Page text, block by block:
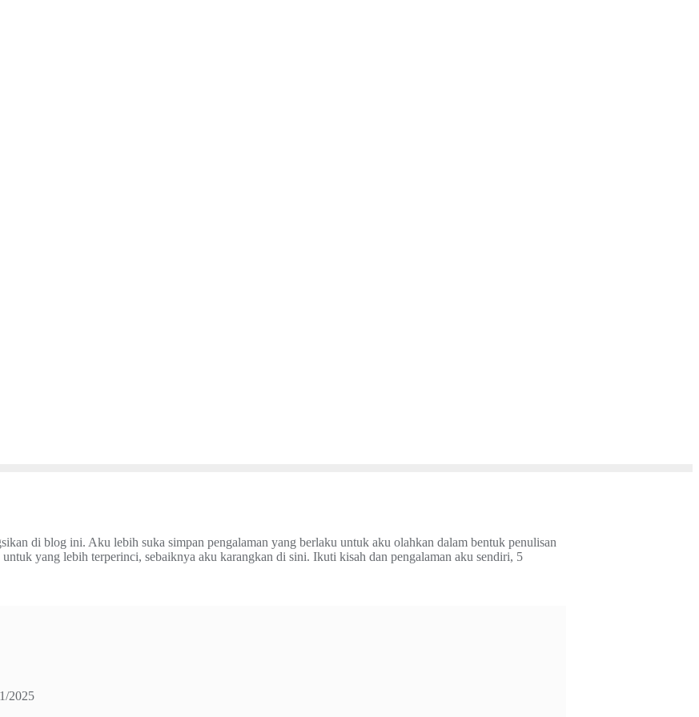
di blog ini. Aku lebih suka simpan pengalaman yang berlaku untuk aku olahkan dalam bentuk penulisan
yang lebih terperinci, sebaiknya aku karangkan di sini. Ikuti kisah dan pengalaman aku sendiri, 5
2025